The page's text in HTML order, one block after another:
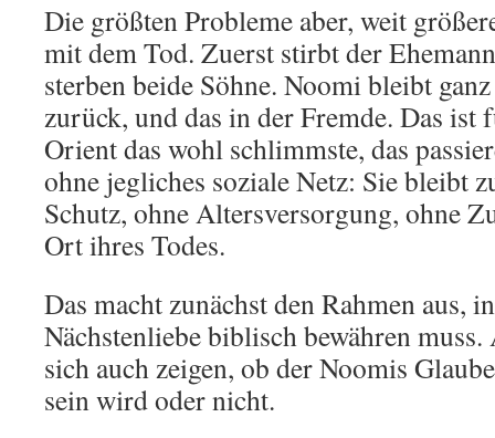
Die größten Probleme aber, weit
mit dem Tod. Zuerst stirbt der
sterben beide Söhne. Noomi bleibt
zurück, und das in der Fremde. Das ist
Orient das wohl schlimmste, das
ohne jegliches soziale Netz: Sie bleibt
Schutz, ohne Altersversorgung, ohne
Ort ihres Todes.
Das macht zunächst den Rahmen aus,
Nächstenliebe biblisch bewähren
sich auch zeigen, ob der Noomis
sein wird oder nicht.